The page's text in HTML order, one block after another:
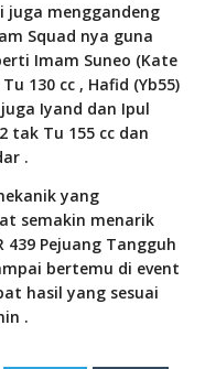
juga menggandeng
Squad nya guna
Imam Suneo (Kate
130 cc , Hafid (Yb55)
Iyand dan Ipul
tak Tu 155 cc dan
.
yang
semakin menarik
Pejuang Tangguh
bertemu di event
hasil yang sesuai
.